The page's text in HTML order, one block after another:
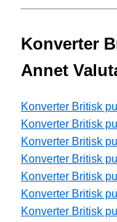
Konverter
Annet
Konverter Britisk
Konverter Britisk
Konverter Britisk
Konverter Britisk
Konverter Britisk
Konverter Britisk
Konverter Britisk